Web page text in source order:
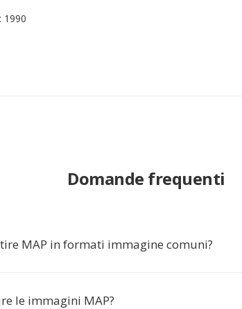
: 1990
Domande frequenti
MAP in formati immagine comuni?
le immagini MAP?